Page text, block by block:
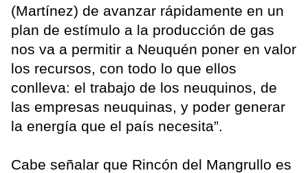
(Martínez) de avanzar rápidamente en un
plan de estímulo a la producción de gas
nos va a permitir a Neuquén poner en valor
los recursos, con todo lo que ellos
conlleva: el trabajo de los neuquinos, de
las empresas neuquinas, y poder generar
la energía que el país necesita”.
Cabe señalar que Rincón del Mangrullo es